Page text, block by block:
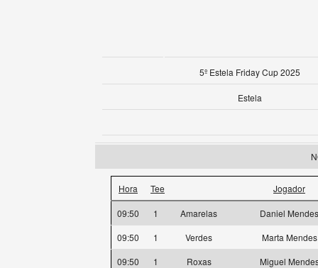
5º Estela Friday Cup 2025
Estela
Hora Tee Jogador
09:50 1 Amarelas
Daniel Mendes
09:50
1 Verdes
Marta Mendes
09:50
1 Roxas Miguel